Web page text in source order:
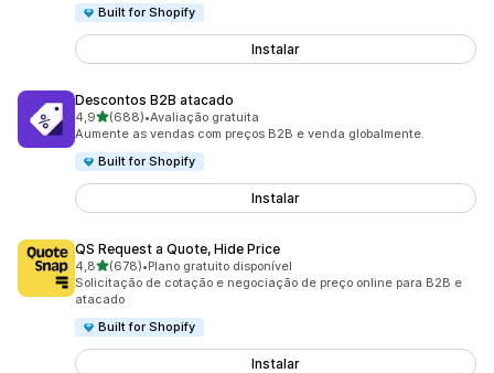
Built for Shopify
Instalar
Descontos B2B atacado
4,9de 5 estrelas
(688)
688 avaliações ao todo
•Avaliação gratuita
Aumente as vendas com preços B2B e venda globalmente.
Built for Shopify
Instalar
QS Request a Quote, Hide Price
4,8de 5 estrelas
(678)
678 avaliações ao todo
•Plano gratuito disponível
Solicitação de cotação e negociação de preço online para B2B e
atacado
Built for Shopify
Instalar